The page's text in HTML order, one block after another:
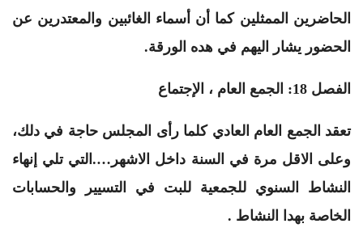
الحاضرين الممثلين كما أن أسماء الغائبين والمعتدرين عن
الحضور يشار اليهم في هده الورقة.
الفصل 18: الجمع العام ، الإجتماع
تعقد الجمع العام العادي كلما رأى المجلس حاجة في دلك،
وعلى الاقل مرة في السنة داخل الاشهر….التي تلي إنهاء
النشاط السنوي للجمعية للبت في التسيير والحسابات
الخاصة بهدا النشاط .